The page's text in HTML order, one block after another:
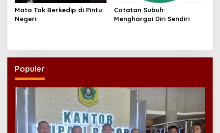
Mata Tak Berkedip di Pintu
Negeri
Catatan Subuh:
Menghargai Diri Sendiri
Populer